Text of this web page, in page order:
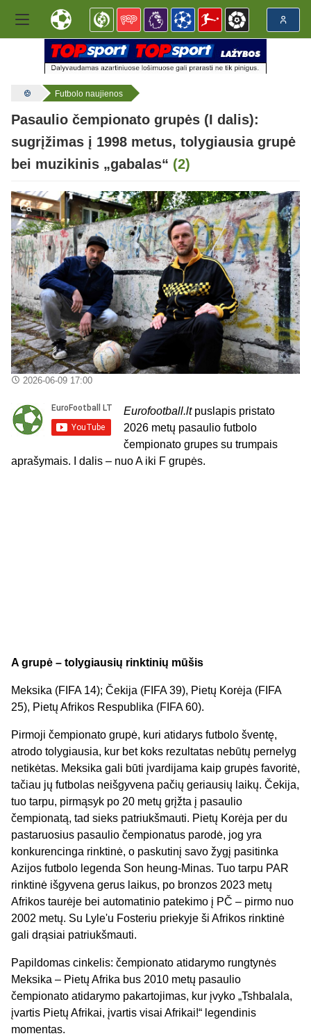
Futbolo naujienos
Pasaulio čempionato grupės (I dalis):
sugrįžimas į 1998 metus, tolygiausia grupė
bei muzikinis „gabalas“ (2)
2026-06-09 17:00
Eurofootball.lt puslapis pristato
2026 metų pasaulio futbolo
čempionato grupes su trumpais
aprašymais. I dalis – nuo A iki F grupės.
A grupė – tolygiausių rinktinių mūšis
Meksika (FIFA 14); Čekija (FIFA 39), Pietų Korėja (FIFA
25), Pietų Afrikos Respublika (FIFA 60).
Pirmoji čempionato grupė, kuri atidarys futbolo šventę,
atrodo tolygiausia, kur bet koks rezultatas nebūtų pernelyg
netikėtas. Meksika gali būti įvardijama kaip grupės favoritė,
tačiau jų futbolas neišgyvena pačių geriausių laikų. Čekija,
tuo tarpu, pirmąsyk po 20 metų grįžta į pasaulio
čempionatą, tad sieks patriukšmauti. Pietų Korėja per du
pastaruosius pasaulio čempionatus parodė, jog yra
konkurencinga rinktinė, o paskutinį savo žygį pasitinka
Azijos futbolo legenda Son heung-Minas. Tuo tarpu PAR
rinktinė išgyvena gerus laikus, po bronzos 2023 metų
Afrikos taurėje bei automatinio patekimo į PČ – pirmo nuo
2002 metų. Su Lyle'u Fosteriu priekyje ši Afrikos rinktinė
gali drąsiai patriukšmauti.
Papildomas cinkelis: čempionato atidarymo rungtynės
Meksika – Pietų Afrika bus 2010 metų pasaulio
čempionato atidarymo pakartojimas, kur įvyko „Tshbalala,
įvartis Pietų Afrikai, įvartis visai Afrikai!“ legendinis
momentas.